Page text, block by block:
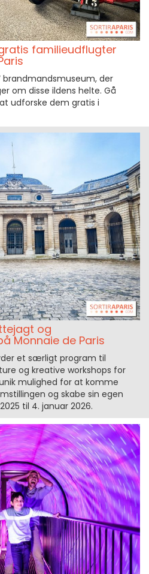
familieudflugter
brandmandsmuseum, der
om disse ildens helte. Gå
udforske dem gratis i
og
Monnaie de Paris
et særligt program til
og kreative workshops for
mulighed for at komme
og skabe sin egen
til 4. januar 2026.